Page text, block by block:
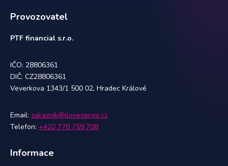
Provozovatel
PTF financial s.r.o.
IČO: 28806361
DIČ: CZ28806361
Veverkova 1343/1 500 02, Hradec Králové
Email: zakaznik@iloveservis.cz
Telefon: +420 778 759 708
Informace